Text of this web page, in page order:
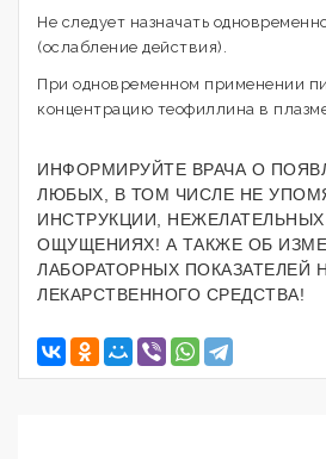
Не следует назначать
(ослабление действия).
При одновременном применении
концентрацию теофиллина в
ИНФОРМИРУЙТЕ ВРАЧА О
ЛЮБЫХ, В ТОМ ЧИСЛЕ НЕ
ИНСТРУКЦИИ,
ОЩУЩЕНИЯХ! А ТАКЖЕ ОБ
ЛАБОРАТОРНЫХ ПОКАЗАТЕЛЕЙ
ЛЕКАРСТВЕННОГО СРЕДСТВА!